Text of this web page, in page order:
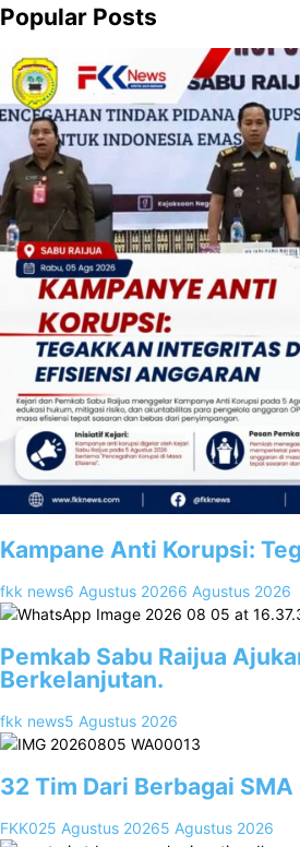
Popular Posts
Kampane Anti Korupsi:
fkk news6 Agustus 20266 Agustus 2026
Pemkab Sabu Raijua
Berkelanjutan.
fkk news5 Agustus 2026
3
32 Tim Dari Berbagai
FKK025 Agustus 20265 Agustus 2026